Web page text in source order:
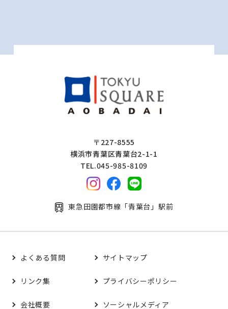
〒227-8555
横浜市青葉区青葉台2-1-1
TEL.045-985-8109
東急田園都市線「青葉台」駅前
よくある質問 サイトマップ
リンク集 プライバシーポリシー
会社概要 ソーシャルメディア